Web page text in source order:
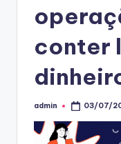
conter
Posted
admin 03/07/